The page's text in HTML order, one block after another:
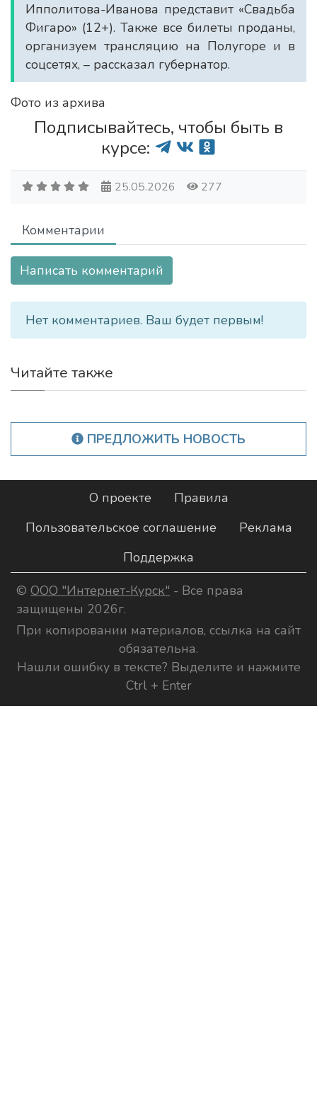
Ипполитова-Иванова представит «Свадьба
Фигаро» (12+). Также все билеты проданы,
организуем трансляцию на Полугоре и в
соцсетях, – рассказал губернатор.
Фото из архива
Подписывайтесь, чтобы быть в
курсе:
25.05.2026 277
Комментарии
Написать комментарий
Нет комментариев. Ваш будет первым!
Читайте также
ПРЕДЛОЖИТЬ НОВОСТЬ
О проекте
Правила
Пользовательское соглашение
Реклама
Поддержка
© ООО "Интернет-Курск" - Все права
защищены 2026г.
При копировании материалов, ссылка на сайт
обязательна.
Нашли ошибку в тексте? Выделите и нажмите
Ctrl + Enter